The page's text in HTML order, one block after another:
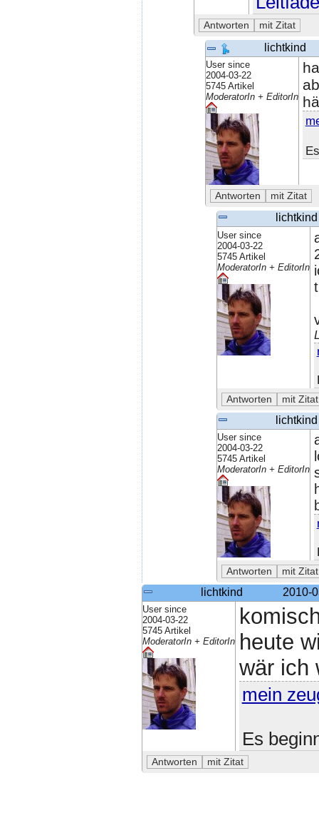
lichtkind
User since
2004-03-22
5745 Artikel
ModeratorIn + EditorIn
lichtkind
User since
2004-03-22
5745 Artikel
ModeratorIn + EditorIn
lichtkind
User since
2004-03-22
5745 Artikel
ModeratorIn + EditorIn
lichtkind 2010-
User since
2004-03-22
5745 Artikel
ModeratorIn + EditorIn
heute
wär ich
mein
Es